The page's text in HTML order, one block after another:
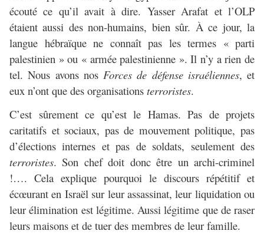
écouté ce qu’il avait à dire. Yasser Arafat et l’OLP
étaient aussi des non-humains, bien sûr. À ce jour, la
langue hébraïque ne connaît pas les termes « parti
palestinien » ou « armée palestinienne ». Il n’y a rien de
tel. Nous avons nos Forces de défense israéliennes, et
eux n’ont que des organisations terroristes.
C’est sûrement ce qu’est le Hamas. Pas de projets
caritatifs et sociaux, pas de mouvement politique, pas
d’élections internes et pas de soldats, seulement des
terroristes. Son chef doit donc être un archi-criminel
!…. Cela explique pourquoi le discours répétitif et
écœurant en Israël sur leur assassinat, leur liquidation ou
leur élimination est légitime. Aussi légitime que de raser
leurs maisons et de tuer des membres de leur famille.